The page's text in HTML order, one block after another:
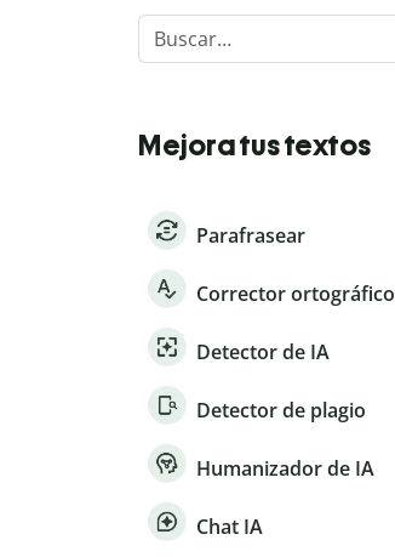
Mejora tus textos
Parafrasear
Corrector ortográfico
Detector de IA
Detector de plagio
Humanizador de IA
Chat IA